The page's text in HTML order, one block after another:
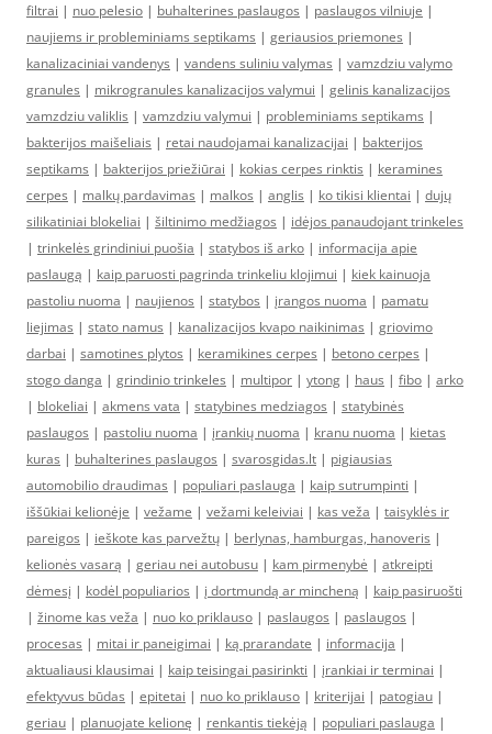
filtrai | nuo pelesio | buhalterines paslaugos | paslaugos vilniuje |
naujiems ir probleminiams septikams | geriausios priemones |
kanalizaciniai vandenys | vandens suliniu valymas | vamzdziu valymo
granules | mikrogranules kanalizacijos valymui | gelinis kanalizacijos
vamzdziu valiklis | vamzdziu valymui | probleminiams septikams |
bakterijos maišeliais | retai naudojamai kanalizacijai | bakterijos
septikams | bakterijos priežiūrai | kokias cerpes rinktis | keramines
cerpes | malkų pardavimas | malkos | anglis | ko tikisi klientai | dujų
silikatiniai blokeliai | šiltinimo medžiagos | idėjos panaudojant trinkeles
| trinkelės grindiniui puošia | statybos iš arko | informacija apie
paslaugą | kaip paruosti pagrinda trinkeliu klojimui | kiek kainuoja
pastoliu nuoma | naujienos | statybos | įrangos nuoma | pamatu
liejimas | stato namus | kanalizacijos kvapo naikinimas | griovimo
darbai | samotines plytos | keramikines cerpes | betono cerpes |
stogo danga | grindinio trinkeles | multipor | ytong | haus | fibo | arko
| blokeliai | akmens vata | statybines medziagos | statybinės
paslaugos | pastoliu nuoma | įrankių nuoma | kranu nuoma | kietas
kuras | buhalterines paslaugos | svarosgidas.lt | pigiausias
automobilio draudimas | populiari paslauga | kaip sutrumpinti |
iššūkiai kelionėje | vežame | vežami keleiviai | kas veža | taisyklės ir
pareigos | ieškote kas parvežtų | berlynas, hamburgas, hanoveris |
kelionės vasarą | geriau nei autobusu | kam pirmenybė | atkreipti
dėmesį | kodėl populiarios | į dortmundą ar mincheną | kaip pasiruošti
| žinome kas veža | nuo ko priklauso | paslaugos | paslaugos |
procesas | mitai ir paneigimai | ką prarandate | informacija |
aktualiausi klausimai | kaip teisingai pasirinkti | įrankiai ir terminai |
efektyvus būdas | epitetai | nuo ko priklauso | kriterijai | patogiau |
geriau | planuojate kelionę | renkantis tiekėją | populiari paslauga |